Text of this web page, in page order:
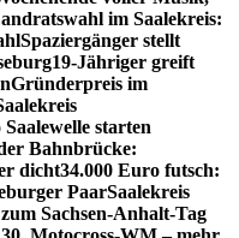
im Saalekreis:
Spaziergänger stellt
19-Jähriger greift
Gründerpreis im
starten
Bahnbrücke:
dicht34.000 Euro futsch:
PaarSaalekreis
Sachsen-Anhalt-Tag